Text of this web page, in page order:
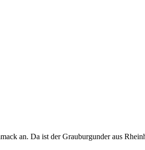
an. Da ist der Grauburgunder aus